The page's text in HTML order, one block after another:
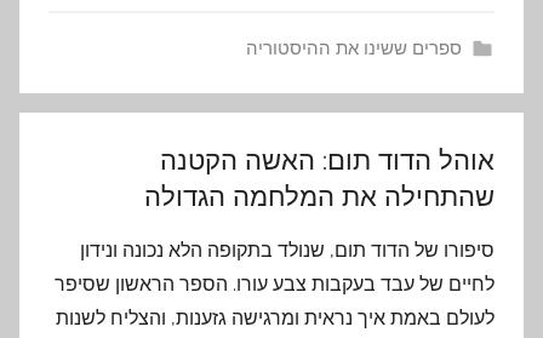
ספרים ששינו את ההיסטוריה
אוהל הדוד תום: האשה הקטנה
שהתחילה את המלחמה הגדולה
סיפורו של הדוד תום, שנולד בתקופה הלא נכונה ונידון
לחיים של עבד בעקבות צבע עורו. הספר הראשון שסיפר
לעולם באמת איך נראית ומרגישה גזענות, והצליח לשנות